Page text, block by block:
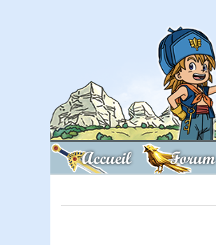
Accueil Forum